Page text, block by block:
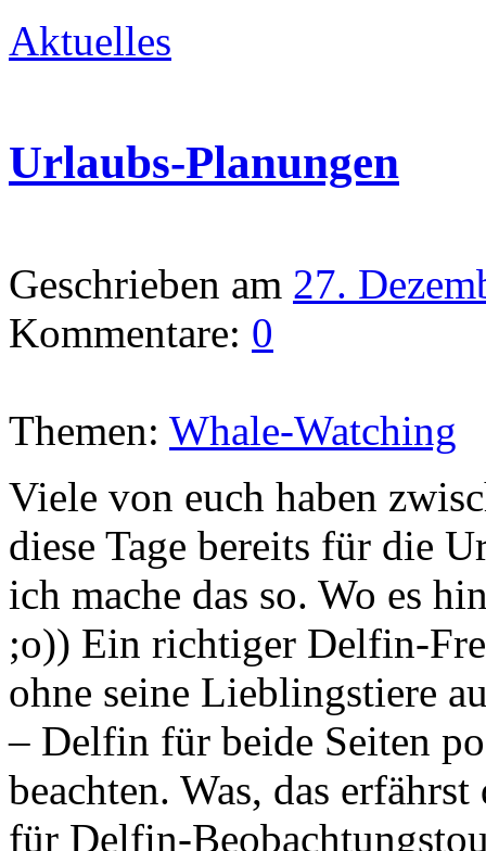
Aktuelles
Urlaubs-Planungen
Geschrieben am 27.
Kommentare: 0
Themen: Whale-Watching
Viele von euch haben
diese Tage bereits für die
ich mache das so. Wo es
;o)) Ein richtiger Delfin-
ohne seine Lieblingstiere
– Delfin für beide Seiten
beachten. Was, das
für Delfin-